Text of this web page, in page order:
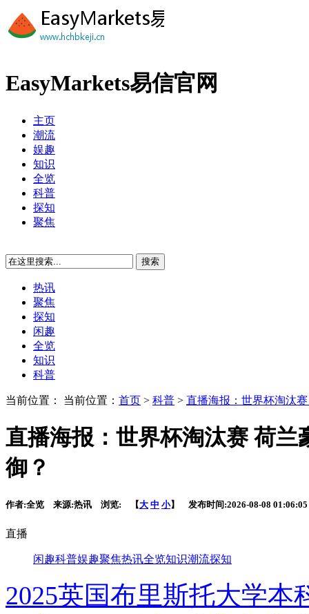
EasyMarkets易信官网
主页
潮流
娱趣
知识
全览
科普
探知
聚焦
热讯
聚焦
探知
闲趣
全览
知识
科普
当前位置： 当前位置： 首页 > 科普 > 直播海报：世界杯淘汰
直播海报：世界杯淘汰赛 荷
御？
作者:全览 来源:热讯 浏览: 【大 中 小】 发布时间:2026-08-08 01:06:05
直播
闲趣科普娱趣聚焦热讯全览知识潮流探知
2025英国布里斯托大学本